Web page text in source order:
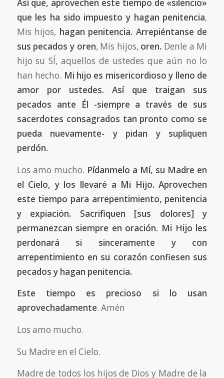
Así que, aprovechen este tiempo de «silencio»
que les ha sido impuesto y hagan penitencia,
Mis hijos, hagan penitencia. Arrepiéntanse de
sus pecados y oren, Mis hijos, oren. Denle a Mi
hijo su SÍ, aquellos de ustedes que aún no lo
han hecho. Mi hijo es misericordioso y lleno de
amor por ustedes. Así que traigan sus
pecados ante Él -siempre a través de sus
sacerdotes consagrados tan pronto como se
pueda nuevamente- y pidan y supliquen
perdón.
Los amo mucho. Pídanmelo a Mí, su Madre en
el Cielo, y los llevaré a Mi Hijo. Aprovechen
este tiempo para arrepentimiento, penitencia
y expiación. Sacrifiquen [sus dolores] y
permanezcan siempre en oración. Mi Hijo les
perdonará si sinceramente y con
arrepentimiento en su corazón confiesen sus
pecados y hagan penitencia.
Este tiempo es precioso si lo usan
aprovechadamente. Amén
Los amo mucho.
Su Madre en el Cielo.
Madre de todos los hijos de Dios y Madre de la